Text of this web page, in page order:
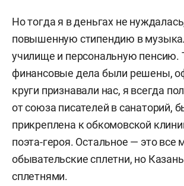
Но тогда я в деньгах не
повышенную стипендию в
училище и персональную пенсию.
финансовые дела были решены,
круги признавали нас, я всегда
от союза писателей в санаторий,
прикреплена к обкомовской
поэта-героя. Остальное — это все
обывательские сплетни, но
сплетнями.